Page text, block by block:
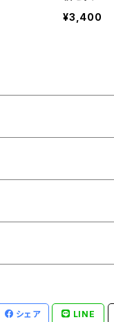
¥3,400
シェア LINE